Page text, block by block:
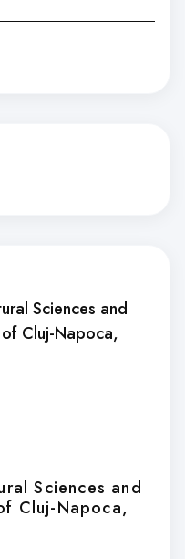
Sciences and
Cluj-Napoca,
Sciences and
Cluj-Napoca,